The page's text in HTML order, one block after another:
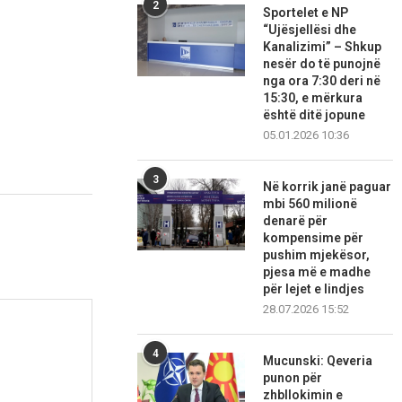
2
Sportelet e NP
“Ujësjellësi dhe
Kanalizimi” – Shkup
nesër do të punojnë
nga ora 7:30 deri në
15:30, e mërkura
është ditë jopune
05.01.2026 10:36
3
Në korrik janë paguar
mbi 560 milionë
denarë për
kompensime për
pushim mjekësor,
pjesa më e madhe
për lejet e lindjes
28.07.2026 15:52
4
Mucunski: Qeveria
punon për
zhbllokimin e